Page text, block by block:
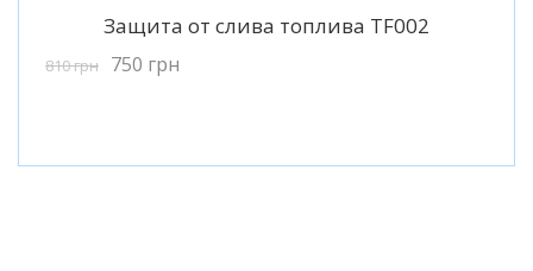
Подробнее
Защита от слива топлива TF002
810грн 750 грн